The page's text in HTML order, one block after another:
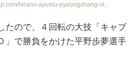
hirano-ayumu-pyeongchang-ol...
たので、４回転の大技「キャブ
」で勝負をかけた平野歩夢選手